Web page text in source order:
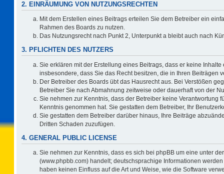
2. EINRÄUMUNG VON NUTZUNGSRECHTEN
Mit dem Erstellen eines Beitrags erteilen Sie dem Betreiber ein
Rahmen des Boards zu nutzen.
Das Nutzungsrecht nach Punkt 2, Unterpunkt a bleibt auch nach
3. PFLICHTEN DES NUTZERS
Sie erklären mit der Erstellung eines Beitrags, dass er keine
insbesondere, dass Sie das Recht besitzen, die in Ihren Beiträgen
Der Betreiber des Boards übt das Hausrecht aus. Bei Verstößen
Betreiber Sie nach Abmahnung zeitweise oder dauerhaft von der
Sie nehmen zur Kenntnis, dass der Betreiber keine Verantwortung
Kenntnis genommen hat. Sie gestatten dem Betreiber, Ihr
Sie gestatten dem Betreiber darüber hinaus, Ihre Beiträge
Dritten Schaden zuzufügen.
4. GENERAL PUBLIC LICENSE
Sie nehmen zur Kenntnis, dass es sich bei phpBB um eine unter der
(www.phpbb.com) handelt; deutschsprachige Informationen
haben keinen Einfluss auf die Art und Weise, wie die Software